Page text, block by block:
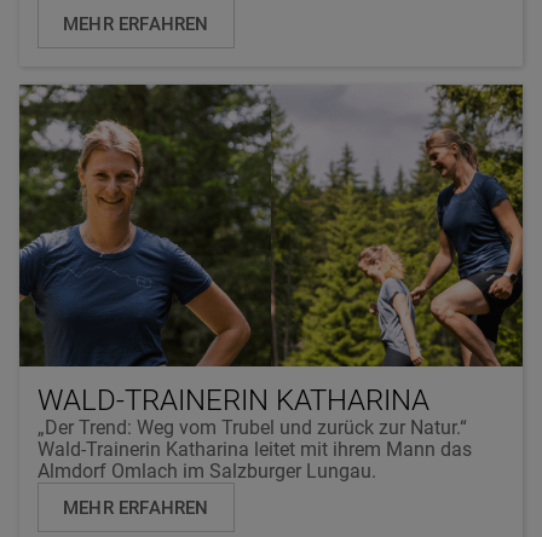
MEHR ERFAHREN
WALD-TRAINERIN KATHARINA
„Der Trend: Weg vom Trubel und zurück zur Natur.“
Wald-Trainerin Katharina leitet mit ihrem Mann das
Almdorf Omlach im Salzburger Lungau.
MEHR ERFAHREN